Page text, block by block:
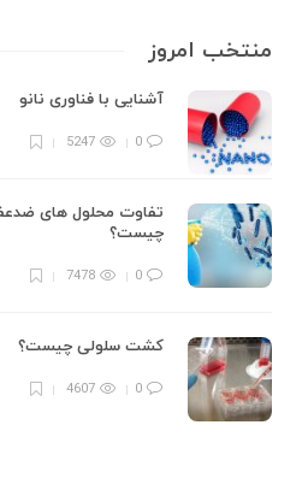
منتخب امروز
آشنایی با فناوری نانو
0
5247
تفاوت محلول های
چیست؟
0
7478
کشت سلولی چیست؟
0
4607